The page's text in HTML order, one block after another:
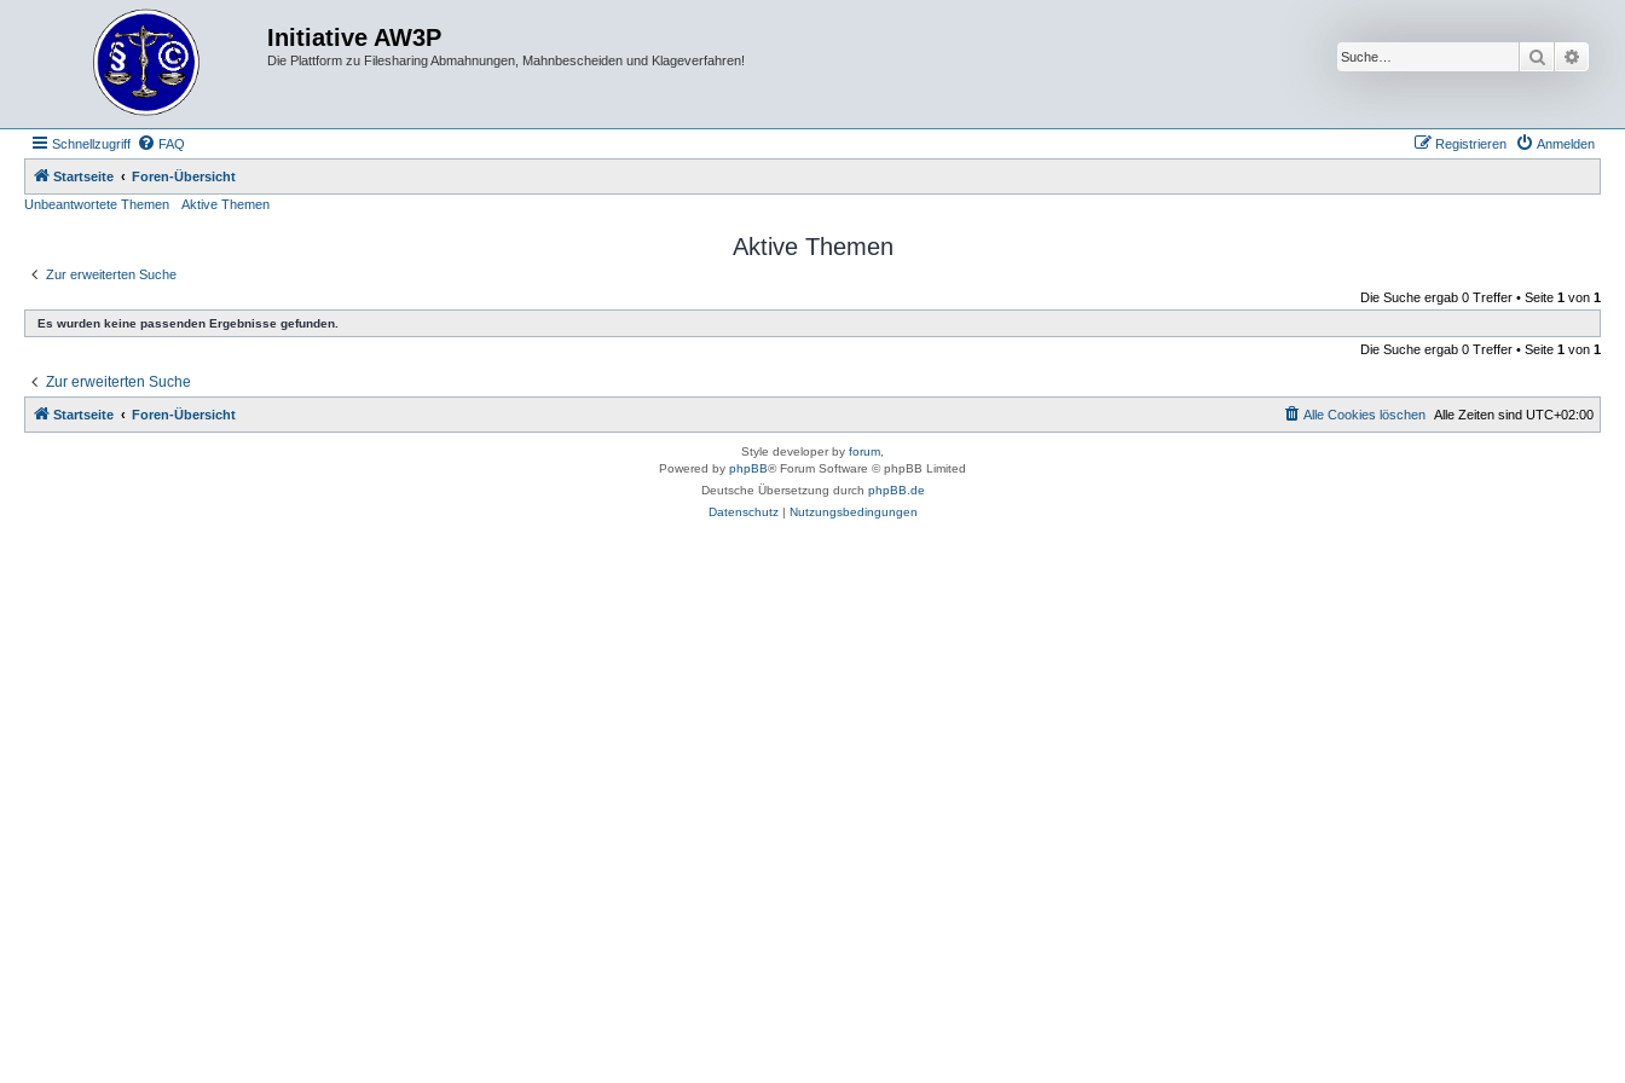
Initiative AW3P
Die Plattform zu Filesharing Abmahnungen, Mahnbescheiden und Klageverfahren! Suche
Schnellzugriff FAQ Anmelden
Registrieren
Startseite
Foren-Übersicht
Unbeantwortete Themen
Aktive Themen
Aktive Themen
Zur erweiterten Suche
Die Suche ergab 0 Treffer • Seite 1 von 1
Es wurden keine passenden Ergebnisse gefunden.
Die Suche ergab 0 Treffer • Seite 1 von 1
Zur erweiterten Suche
Startseite Foren-Übersicht Alle Zeiten sind UTC+02:00
Alle Cookies löschen
Style developer by forum
Powered by phpBB® Forum Software © phpBB Limited
Deutsche Übersetzung durch phpBB.de
Datenschutz| Nutzungsbedingungen